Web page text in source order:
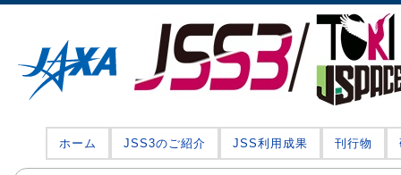
ホーム JSS3のご紹介 JSS利用成果 刊行物